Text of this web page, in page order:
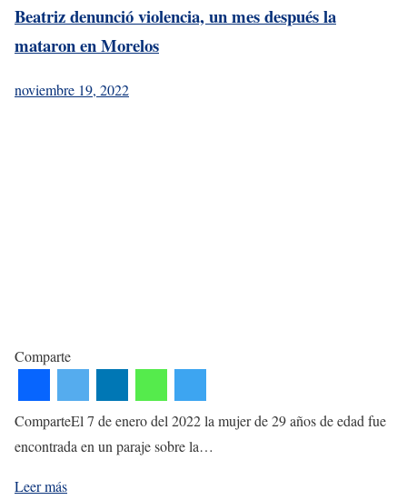
Beatriz denunció violencia, un mes después la
mataron en Morelos
noviembre 19, 2022
Comparte
ComparteEl 7 de enero del 2022 la mujer de 29 años de edad fue
encontrada en un paraje sobre la…
Leer más